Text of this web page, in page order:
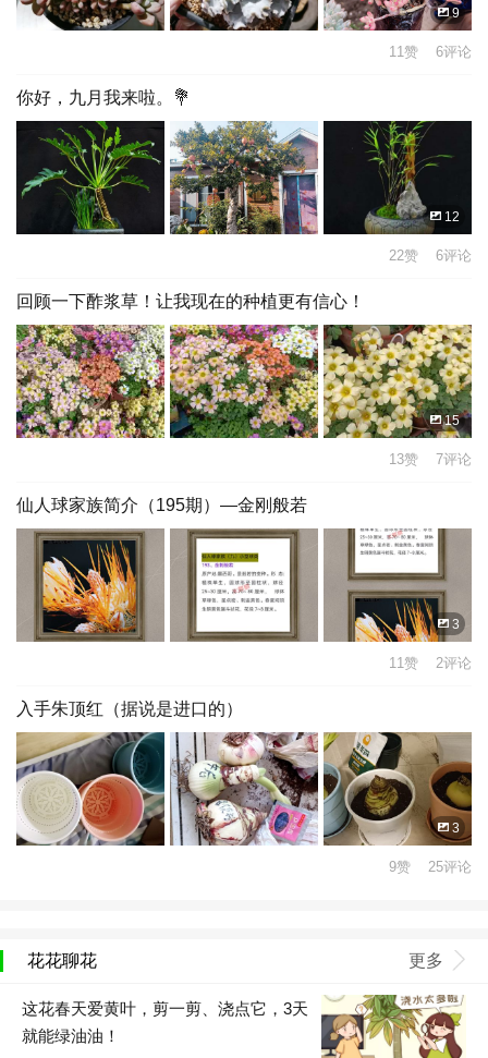
9
11赞 6评论
你好，九月我来啦。💐
12
22赞 6评论
回顾一下酢浆草！让我现在的种植更有信心！
15
13赞 7评论
仙人球家族简介（195期）—金刚般若
3
11赞 2评论
入手朱顶红（据说是进口的）
3
9赞 25评论
花花聊花 更多
这花春天爱黄叶，剪一剪、浇点它，3天
就能绿油油！